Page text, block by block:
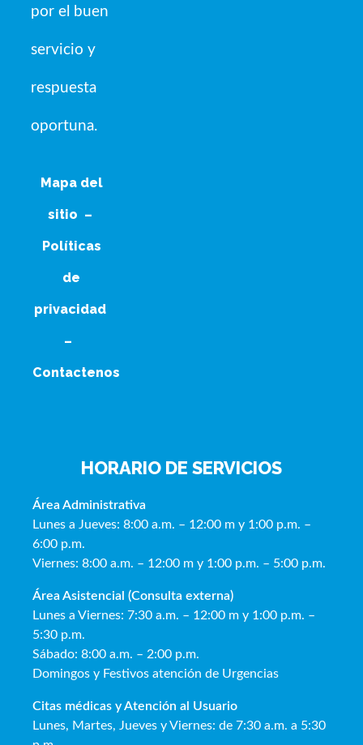
por el buen
servicio y
respuesta
oportuna.
Mapa del
sitio –
Políticas
de
privacidad
–
Contactenos
HORARIO DE SERVICIOS
Área Administrativa
Lunes a Jueves: 8:00 a.m. – 12:00 m y 1:00 p.m. –
6:00 p.m.
Viernes: 8:00 a.m. – 12:00 m y 1:00 p.m. – 5:00 p.m.
Área Asistencial (Consulta externa)
Lunes a Viernes: 7:30 a.m. – 12:00 m y 1:00 p.m. –
5:30 p.m.
Sábado: 8:00 a.m. – 2:00 p.m.
Domingos y Festivos atención de Urgencias
Citas médicas y Atención al Usuario
Lunes, Martes, Jueves y Viernes: de 7:30 a.m. a 5:30